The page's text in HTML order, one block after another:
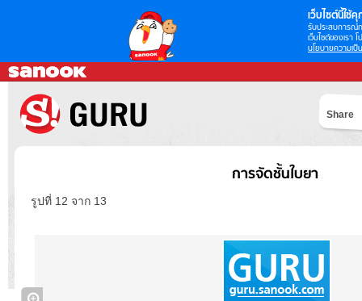
เว็บไซต์นี้ใช้คุ
รับประสบการณ์
เว็บไซต์ของเรา
นโยบายความเป็
Share
การจัดชั้นใบยา
รูปที่ 12 จาก 13